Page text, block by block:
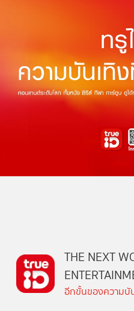
THE NEXT
อีกขั้นของความบั